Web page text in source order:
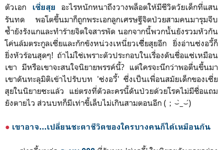
ตัวเอก เซี่ยสุย อะไรหนักหนาถึงวางพล็อตให้มีชีวิตวัยเด็กที่แสน
รันทด พอโตขึ้นมาก็ถูกพระเอกลูกเศรษฐีจิตป่วยสามคนมารุมจีบ
ซ้ำยังรังแกและทำร้ายจิตใจสารพัด นอกจากนี้พวกนั้นยังรวมหัวกัน
โค่นล้มตระกูลเซี่ยและกักขังหน่วงเหนี่ยวเซีี่ยสุยอีก ยิ่งอ่านซ่งอวี้ก็
ยิ่งหัวร้อนสุดๆ! ถ้าไม่ใช่เพราะตัวประกอบในเรื่องดันชื่อแซ่เหมือน
เขา มีหรือเขาจะสนใจนิยายพรรค์นี้? แต่ใครจะนึกว่าพอตื่นขึ้นมา
เขาดันทะลุมิติเข้าไปรับบท 'ซ่งอวี้' ซึ่งเป็นเพื่อนสมัยเด็กของเซี่ย
สุยในนิยายซะแล้ว แย่ตรงที่ตัวละครนี้ดันป่วยด้วยโรคไม่มีชื่อแถม
ยังตายไว ส่วนบทก็มีเท่าขี้เล็บไม่เกินสามตอนอีก (；⌣̀_⌣́)
● เขาอาจ...เปลี่ยนชะตาชีวิตของใครบางคนก็ได้เหมือนกัน